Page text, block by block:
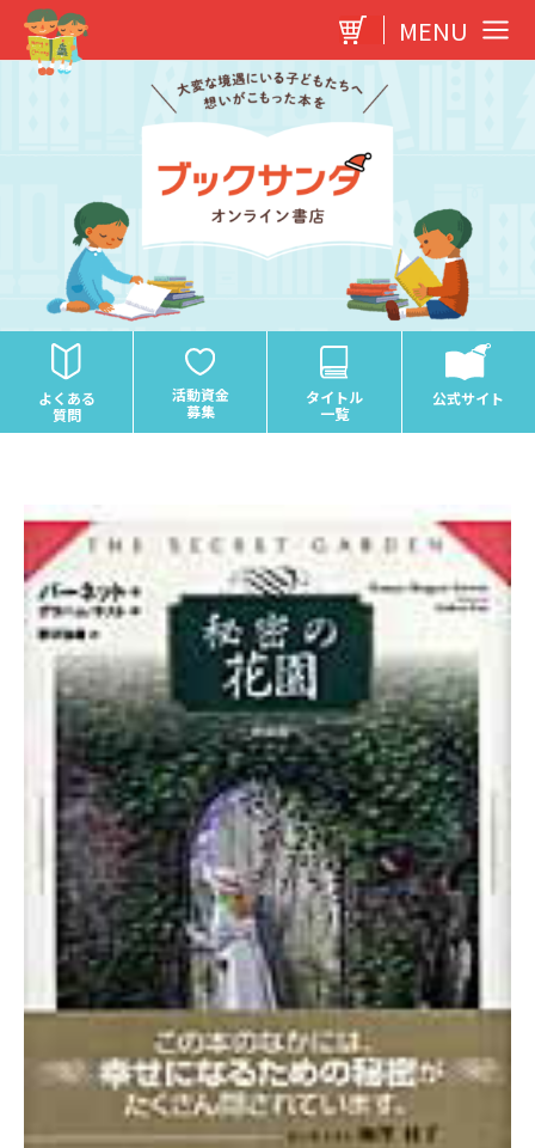
容
MENU
よくある
質問
活動資金
募集
タイトル
一覧
公式サイト